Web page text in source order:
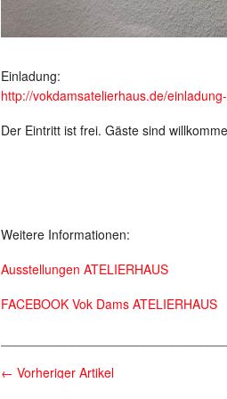
Einladung:
http://vokdamsatelierhaus.de/
Der Eintritt ist frei. Gäste sind
Weitere Informationen:
Ausstellungen ATELIERHAUS
FACEBOOK Vok Dams ATELIERHAUS
← Vorheriger Artikel